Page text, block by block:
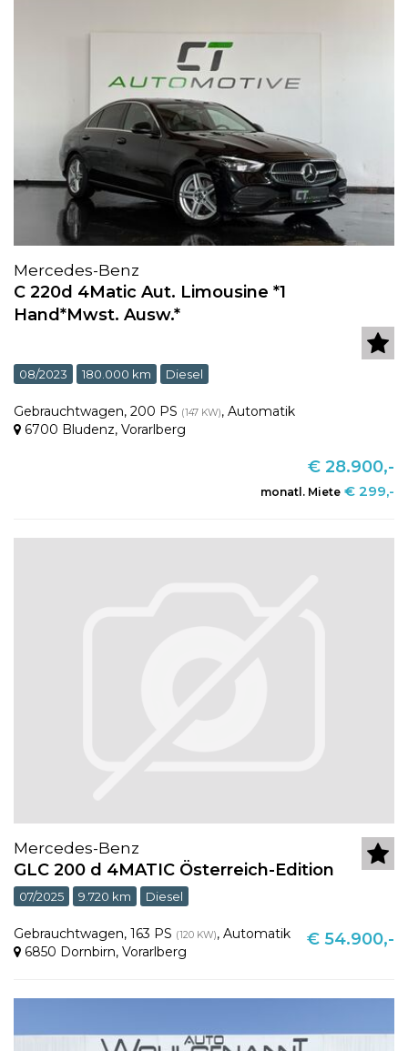
Mercedes-Benz
C 220d 4Matic Aut. Limousine *1
Hand*Mwst. Ausw.*
08/2023 180.000 km Diesel
Gebrauchtwagen, 200 PS (147 KW), Automatik
6700 Bludenz, Vorarlberg
€ 28.900,-
monatl. Miete € 299,-
Mercedes-Benz
GLC 200 d 4MATIC Österreich-Edition
07/2025 9.720 km Diesel
Gebrauchtwagen, 163 PS (120 KW), Automatik
6850 Dornbirn, Vorarlberg
€ 54.900,-